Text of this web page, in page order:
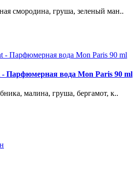
смородина, груша, зеленый ман..
- Парфюмерная вода Mon Paris 90 ml
малина, груша, бергамот, к..